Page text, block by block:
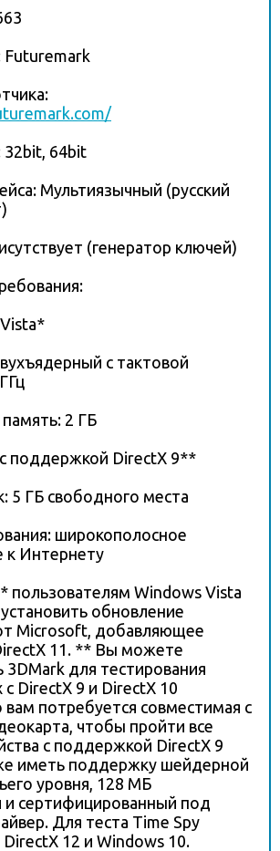
Futuremark
32bit, 64bit
Мультиязычный (русский
(генератор ключей)
с тактовой
2 ГБ
поддержкой DirectX 9**
5 ГБ свободного места
широкополосное
к Интернету
пользователям Windows Vista
обновление
Microsoft, добавляющее
11. ** Вы можете
3DMark для тестирования
DirectX 9 и DirectX 10
вам потребуется совместимая с
чтобы пройти все
с поддержкой DirectX 9
иметь поддержку шейдерной
уровня, 128 МБ
и сертифицированный под
Для теста Time Spy
12 и Windows 10.